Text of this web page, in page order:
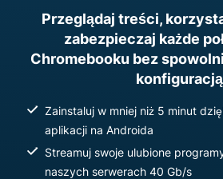
Przeglądaj treści,
zabezpieczaj każde
Chromebooku bez
konfiguracją
Zainstaluj w mniej niż 5 minut
aplikacji na Androida
Streamuj swoje ulubione
naszych serwerach 40 Gb/s